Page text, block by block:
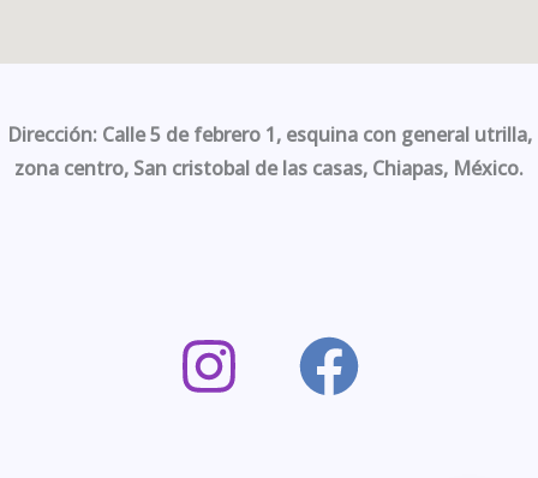
Dirección: Calle 5 de febrero 1, esquina con general utrilla,
zona centro, San cristobal de las casas, Chiapas, México.